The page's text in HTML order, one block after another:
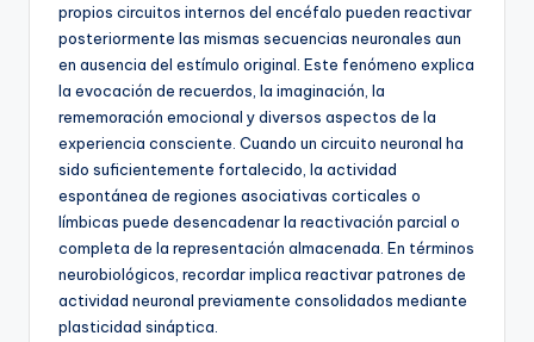
propios circuitos internos del encéfalo pueden reactivar
posteriormente las mismas secuencias neuronales aun
en ausencia del estímulo original. Este fenómeno explica
la evocación de recuerdos, la imaginación, la
rememoración emocional y diversos aspectos de la
experiencia consciente. Cuando un circuito neuronal ha
sido suficientemente fortalecido, la actividad
espontánea de regiones asociativas corticales o
límbicas puede desencadenar la reactivación parcial o
completa de la representación almacenada. En términos
neurobiológicos, recordar implica reactivar patrones de
actividad neuronal previamente consolidados mediante
plasticidad sináptica.